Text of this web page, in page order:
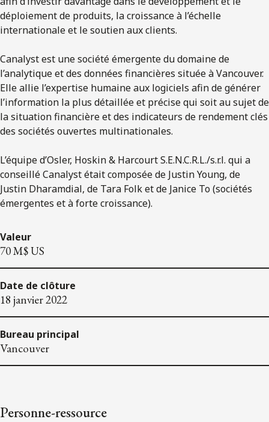
déploiement de produits, la croissance à l’échelle
internationale et le soutien aux clients.
Canalyst est une société émergente du domaine de
l’analytique et des données financières située à Vancouver.
Elle allie l’expertise humaine aux logiciels afin de générer
l’information la plus détaillée et précise qui soit au sujet de
la situation financière et des indicateurs de rendement clés
des sociétés ouvertes multinationales.
L’équipe d’Osler, Hoskin & Harcourt S.E.N.C.R.L./s.r.l. qui a
conseillé Canalyst était composée de Justin Young, de
Justin Dharamdial, de Tara Folk et de Janice To (sociétés
émergentes et à forte croissance).
Valeur
70 M$ US
Date de clôture
18 janvier 2022
Bureau principal
Vancouver
Personne-ressource